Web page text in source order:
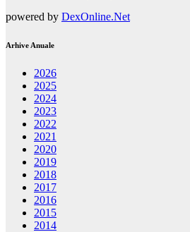
powered by DexOnline.Net
Arhive Anuale
2026
2025
2024
2023
2022
2021
2020
2019
2018
2017
2016
2015
2014